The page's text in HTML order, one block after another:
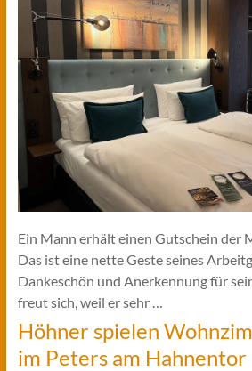
Ein Mann erhält einen Gutschein der
Das ist eine nette Geste seines
Dankeschön und Anerkennung für
freut sich, weil er sehr …
Höhner spielen
im Peters am Hahnentor